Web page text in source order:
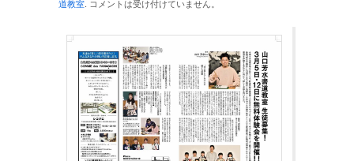
道教室. コメントは受け付けていません。